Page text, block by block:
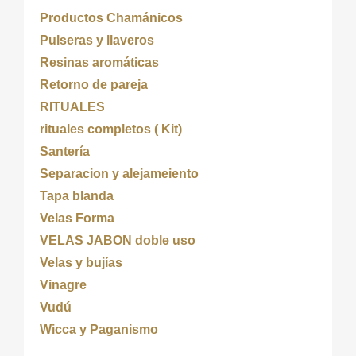
Productos Chamánicos
Pulseras y llaveros
Resinas aromáticas
Retorno de pareja
RITUALES
rituales completos ( Kit)
Santería
Separacion y alejameiento
Tapa blanda
Velas Forma
VELAS JABON doble uso
Velas y bujías
Vinagre
Vudú
Wicca y Paganismo